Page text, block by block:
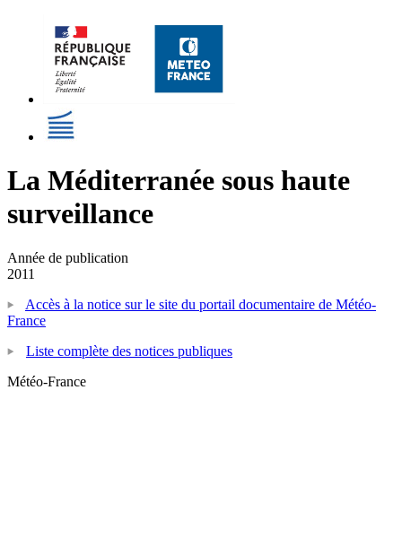
La Méditerranée sous haute
surveillance
Année de publication
2011
Accès à la notice sur le site du portail documentaire de Météo-
France
Liste complète des notices publiques
Météo-France